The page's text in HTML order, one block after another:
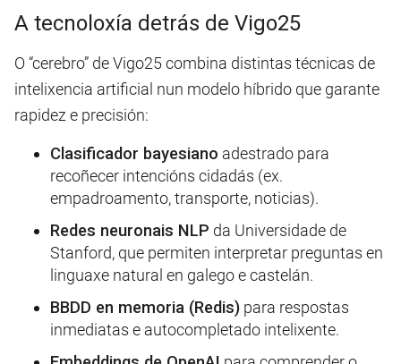
A tecnoloxía detrás de Vigo25
O “cerebro” de Vigo25 combina distintas técnicas de
intelixencia artificial nun modelo híbrido que garante
rapidez e precisión:
Clasificador bayesiano adestrado para
recoñecer intencións cidadás (ex.
empadroamento, transporte, noticias).
Redes neuronais NLP da Universidade de
Stanford, que permiten interpretar preguntas en
linguaxe natural en galego e castelán.
BBDD en memoria (Redis) para respostas
inmediatas e autocompletado intelixente.